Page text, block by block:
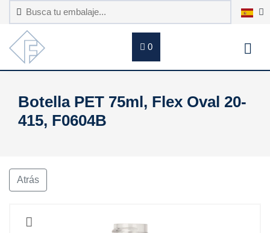
0
Botella PET 75ml, Flex Oval 20-
415, F0604B
Atrás